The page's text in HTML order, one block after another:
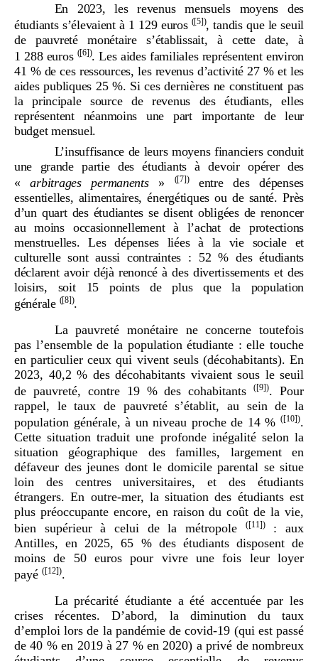
En 2023, les revenus mensuels moyens des
étudiants s’élevaient à 1 129 euros ([5]), tandis que le seuil
de pauvreté monétaire s’établissait, à cette date, à
1 288 euros ([6]). Les aides familiales représentent environ
41 % de ces ressources, les revenus d’activité 27 % et les
aides publiques 25 %. Si ces dernières ne constituent pas
la principale source de revenus des étudiants, elles
représentent néanmoins une part importante de leur
budget mensuel.
L’insuffisance de leurs moyens financiers conduit
une grande partie des étudiants à devoir opérer des
«
arbitrages permanents » ([7])entre des dépenses
essentielles, alimentaires, énergétiques ou de santé. Près
d’un quart des étudiantes se disent obligées de renoncer
au moins occasionnellement à l’achat de protections
menstruelles. Les dépenses liées à la vie sociale et
culturelle sont aussi contraintes : 52 % des étudiants
déclarent avoir déjà renoncé à des divertissements et des
loisirs, soit 15 points de plus que la population
générale ([8]).
La pauvreté monétaire ne concerne toutefois
pas l’ensemble de la population étudiante : elle touche
en particulier ceux qui vivent seuls (décohabitants). En
2023, 40,2 % des décohabitants vivaient sous le seuil
de pauvreté, contre 19 % des cohabitants([9]). Pour
rappel, le taux de pauvreté s’établit, au sein de la
population générale, à un niveau proche de 14 % ([10]).
Cette situation traduit une profonde inégalité selon la
situation géographique des familles, largement en
défaveur des jeunes dont le domicile parental se situe
loin des centres universitaires, et des étudiants
étrangers. En outre-mer, la situation des étudiants est
plus préoccupante encore, en raison du coût de la vie,
bien supérieur à celui de la métropole
([11]): aux
Antilles, en 2025, 65 % des étudiants disposent de
moins de 50 euros pour vivre une fois leur loyer
payé ([12]).
La précarité étudiante a été accentuée par les
crises récentes. D’abord, la diminution du taux
d’emploi lors de la pandémie de covid-19 (qui est passé
de 40 % en 2019 à 27 % en 2020) a privé de nombreux